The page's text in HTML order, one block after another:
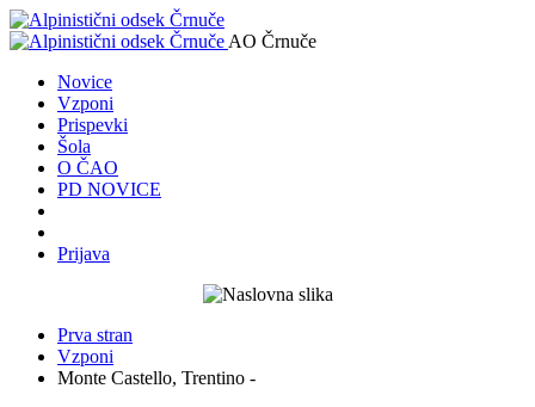
AO Črnuče
Novice
Vzponi
Prispevki
Šola
O ČAO
PD NOVICE
Prijava
Prva stran
Vzponi
Monte Castello, Trentino -